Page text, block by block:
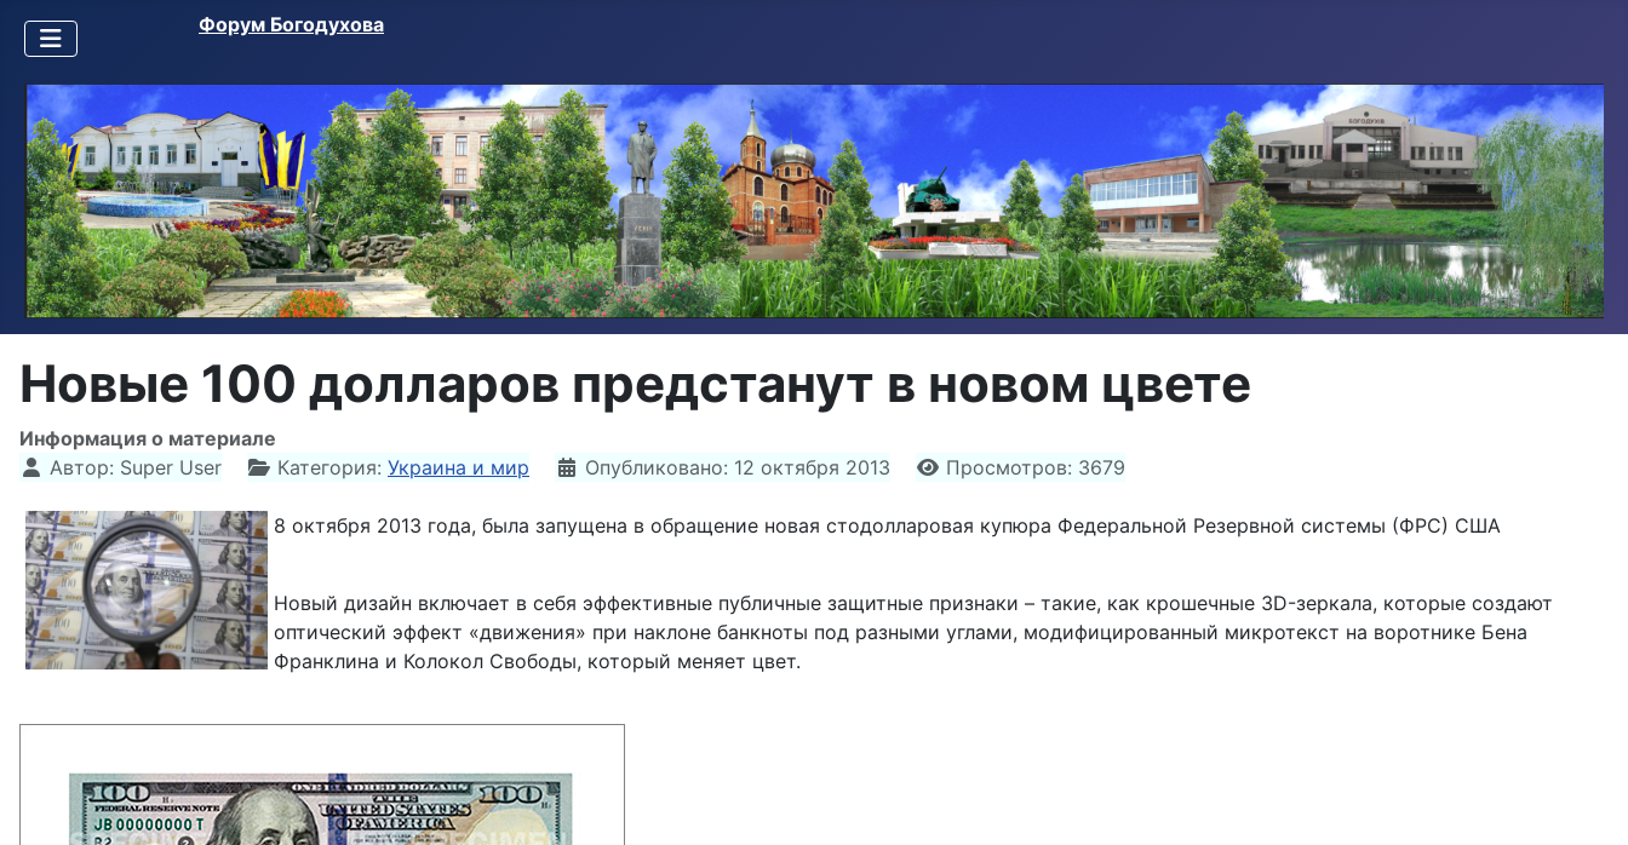
Форум Богодухова
Новые 100 долларов предстанут в новом цвете
Информация о материале
Автор: Super User Категория: Украина и мир Опубликовано: 12 октября 2013 Просмотров: 3679
8 октября 2013 года, была запущена в обращение новая стодолларовая купюра Федеральной Резервной системы (ФРС) США
Новый дизайн включает в себя эффективные публичные защитные признаки – такие, как крошечные 3D-зеркала, которые создают
оптический эффект «движения» при наклоне банкноты под разными углами, модифицированный микротекст на воротнике Бена
Франклина и Колокол Свободы, который меняет цвет.